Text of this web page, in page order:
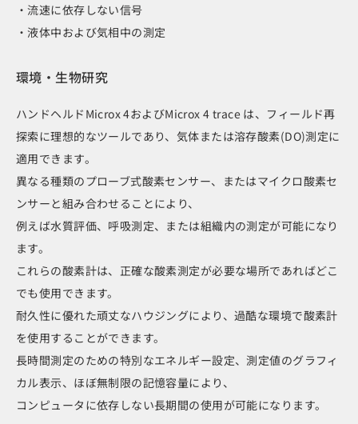
・流速に依存しない信号
・液体中および気相中の測定
環境・生物研究
ハンドヘルドMicrox 4およびMicrox 4 trace は、フィールド再
探索に理想的なツールであり、気体または溶存酸素(DO)測定に
適用できます。
異なる種類のプローブ式酸素センサー、またはマイクロ酸素セ
ンサーと組み合わせることにより、
例えば水質評価、呼吸測定、または組織内の測定が可能になり
ます。
これらの酸素計は、正確な酸素測定が必要な場所であればどこ
でも使用できます。
耐久性に優れた頑丈なハウジングにより、過酷な環境で酸素計
を使用することができます。
長時間測定のための特別なエネルギー設定、測定値のグラフィ
カル表示、ほぼ無制限の記憶容量により、
コンピュータに依存しない長期間の使用が可能になります。